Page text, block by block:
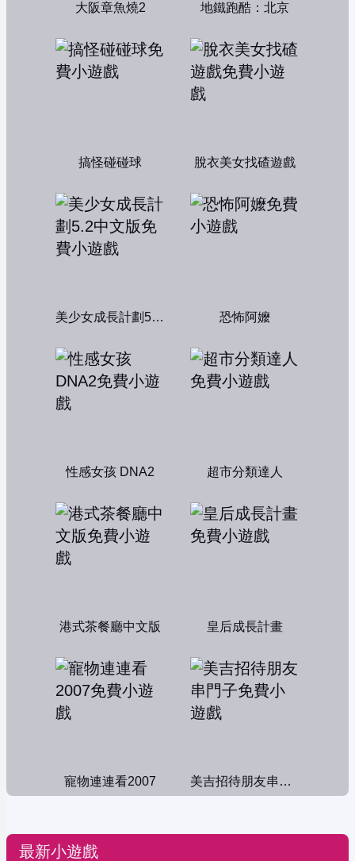
大阪章魚燒2 地鐵跑酷：北京
搞怪碰碰球 脫衣美女找碴遊戲
美少女成長計劃5.2中文版 恐怖阿嬤
性感女孩 DNA2 超市分類達人
港式茶餐廳中文版 皇后成長計畫
寵物連連看2007 美吉招待朋友串門子
最新小遊戲